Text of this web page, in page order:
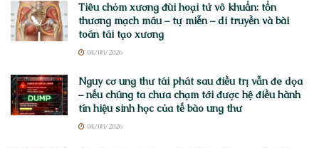
Tiêu chỏm xương đùi hoại tử vô khuẩn: tổn
thương mạch máu – tự miễn – di truyền và bài
toán tái tạo xương
04/08/2026
Nguy cơ ung thư tái phát sau điều trị vẫn đe dọa
– nếu chúng ta chưa chạm tới được hệ điều hành
tín hiệu sinh học của tế bào ung thư
04/08/2026